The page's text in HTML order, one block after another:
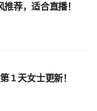
荐，适合直播！
1 天女士更新！